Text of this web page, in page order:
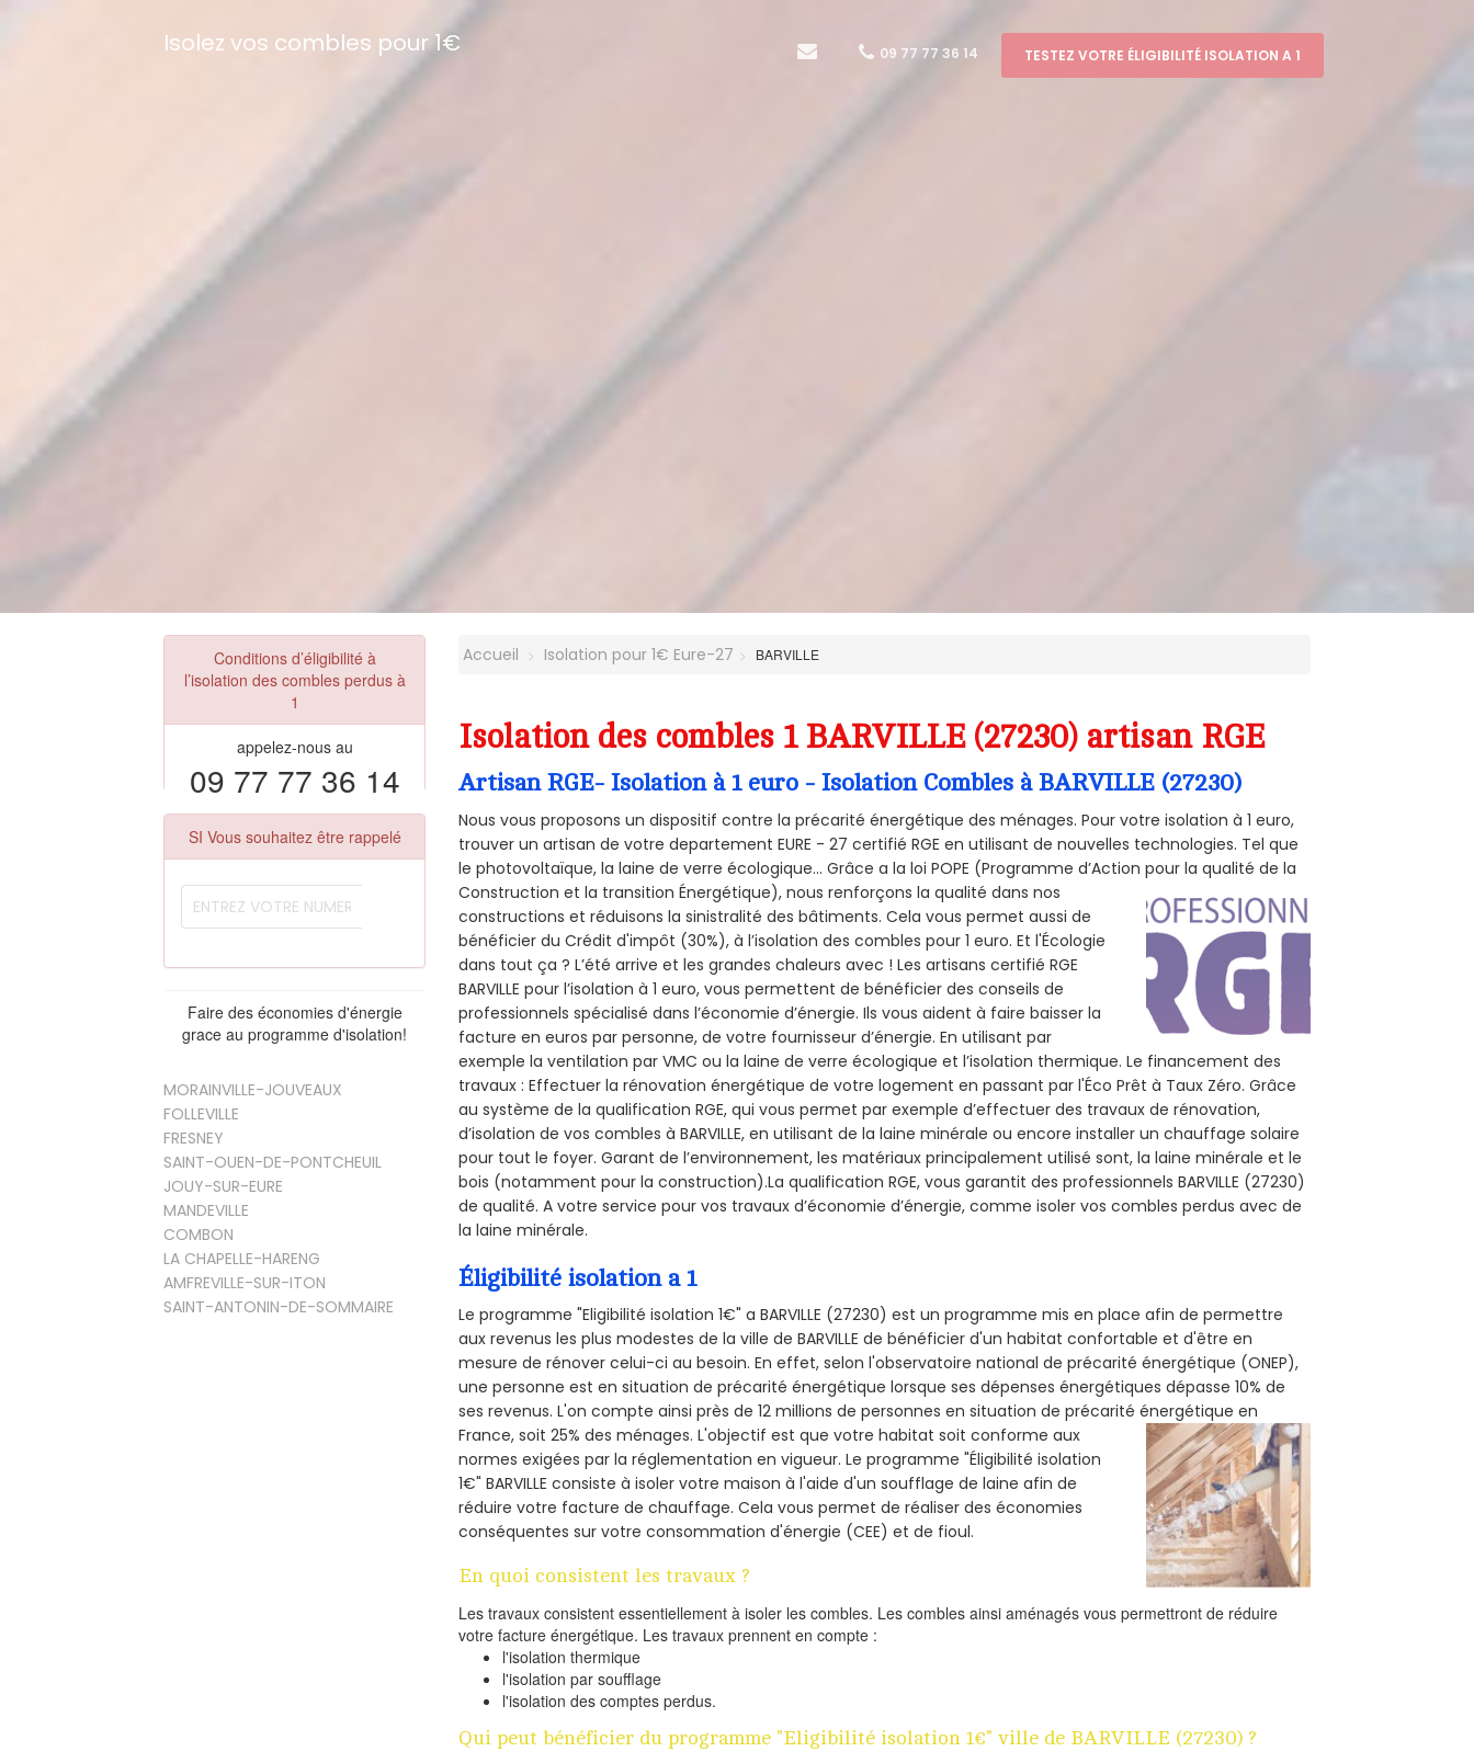
Isolez vos combles pour 1€ 09 77 77 36 14 TESTEZ VOTRE ÉLIGIBILITÉ ISOLATION A 1
Conditions d’éligibilité à
l’isolation des combles perdus à
1
appelez-nous au
09 77 77 36 14
SI Vous souhaitez être rappelé
Faire des économies d'énergie
grace au programme d'isolation!
MORAINVILLE-JOUVEAUX
FOLLEVILLE
FRESNEY
SAINT-OUEN-DE-PONTCHEUIL
JOUY-SUR-EURE
MANDEVILLE
COMBON
LA CHAPELLE-HARENG
AMFREVILLE-SUR-ITON
SAINT-ANTONIN-DE-SOMMAIRE
Accueil Isolation pour 1€ Eure-27 BARVILLE
Isolation des combles 1 BARVILLE (27230) artisan RGE
Artisan RGE- Isolation à 1 euro - Isolation Combles à BARVILLE (27230)
Nous vous proposons un dispositif contre la précarité énergétique des ménages. Pour votre isolation à 1 euro,
trouver un artisan de votre departement EURE - 27 certifié RGE en utilisant de nouvelles technologies. Tel que
le photovoltaïque, la laine de verre écologique... Grâce a la loi POPE (Programme d’Action pour la qualité de la
Construction et la transition Énergétique), nous renforçons la qualité dans nos
constructions et réduisons la sinistralité des bâtiments. Cela vous permet aussi de
bénéficier du Crédit d'impôt (30%), à l’isolation des combles pour 1 euro. Et l'Écologie
dans tout ça ? L’été arrive et les grandes chaleurs avec ! Les artisans certifié RGE
BARVILLE pour l’isolation à 1 euro, vous permettent de bénéficier des conseils de
professionnels spécialisé dans l’économie d’énergie. Ils vous aident à faire baisser la
facture en euros par personne, de votre fournisseur d’énergie. En utilisant par
exemple la ventilation par VMC ou la laine de verre écologique et l’isolation thermique. Le financement des
travaux : Effectuer la rénovation énergétique de votre logement en passant par l'Éco Prêt à Taux Zéro. Grâce
au système de la qualification RGE, qui vous permet par exemple d’effectuer des travaux de rénovation,
d’isolation de vos combles à BARVILLE, en utilisant de la laine minérale ou encore installer un chauffage solaire
pour tout le foyer. Garant de l’environnement, les matériaux principalement utilisé sont, la laine minérale et le
bois (notamment pour la construction).La qualification RGE, vous garantit des professionnels BARVILLE (27230)
de qualité. A votre service pour vos travaux d’économie d’énergie, comme isoler vos combles perdus avec de
la laine minérale.
Éligibilité isolation a 1
Le programme "Eligibilité isolation 1€" a BARVILLE (27230) est un programme mis en place afin de permettre
aux revenus les plus modestes de la ville de BARVILLE de bénéficier d'un habitat confortable et d'être en
mesure de rénover celui-ci au besoin. En effet, selon l'observatoire national de précarité énergétique (ONEP),
une personne est en situation de précarité énergétique lorsque ses dépenses énergétiques dépasse 10% de
ses revenus. L'on compte ainsi près de 12 millions de personnes en situation de précarité énergétique en
France, soit 25% des ménages.L'objectif est que votre habitat soit conforme aux
normes exigées par la réglementation en vigueur. Le programme "Éligibilité isolation
1€" BARVILLE consiste à isoler votre maison à l'aide d'un soufflage de laine afin de
réduire votre facture de chauffage. Cela vous permet de réaliser des économies
conséquentes sur votre consommation d'énergie (CEE) et de fioul.
En quoi consistent les travaux ?
Les travaux consistent essentiellement à isoler les combles. Les combles ainsi aménagés vous permettront de réduire
votre facture énergétique. Les travaux prennent en compte :
l'isolation thermique
l'isolation par soufflage
l'isolation des comptes perdus.
Qui peut bénéficier du programme "Eligibilité isolation 1€" ville de BARVILLE (27230) ?